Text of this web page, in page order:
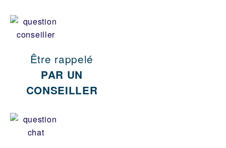
Être rappelé
PAR UN
CONSEILLER